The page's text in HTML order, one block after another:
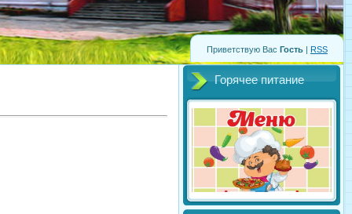
Приветствую Вас Гость | RSS
Горячее питание